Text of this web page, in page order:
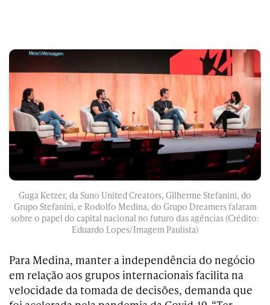
Guga Ketzer, da Suno United Creators, Gilherme Stefanini, do
Grupo Stefanini, e Rodolfo Medina, do Grupo Dreamers falaram
sobre o papel do capital nacional no futuro das agências (Crédito:
Eduardo Lopes/Imagem Paulista)
Para Medina, manter a independência do negócio
em relação aos grupos internacionais facilita na
velocidade da tomada de decisões, demanda que